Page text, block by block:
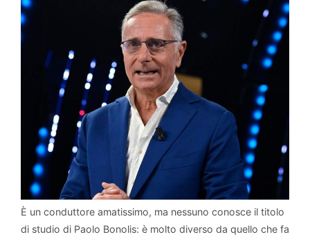
È un conduttore amatissimo, ma nessuno conosce il titolo
di studio di Paolo Bonolis: è molto diverso da quello che fa